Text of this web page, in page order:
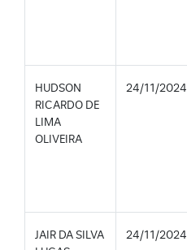
HUDSON
RICARDO DE
LIMA
OLIVEIRA
24/11/2024
JAIR DA SILVA
24/11/2024